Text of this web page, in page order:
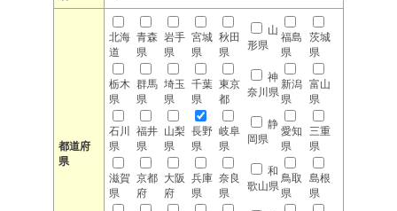
都道府
県
北海
道
青森
県
岩手
県
宮城
県
秋田
県
山
形県
福島
県
茨城
県
栃木
県
群馬
県
埼玉
県
千葉
県
東京
都
神
奈川県
新潟
県
富山
県
石川
県
福井
県
山梨
県
長野
県
岐阜
県
静
岡県
愛知
県
三重
県
滋賀
県
京都
府
大阪
府
兵庫
県
奈良
県
和
歌山県
鳥取
県
島根
県